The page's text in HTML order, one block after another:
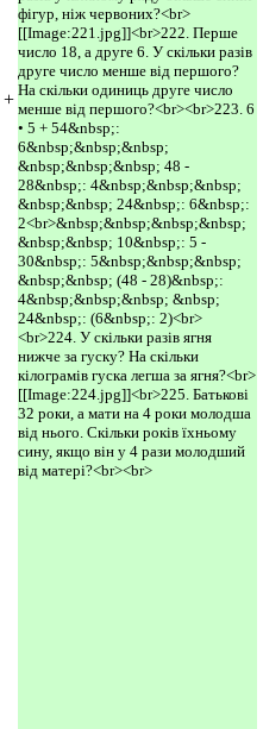
+
фігур, ніж червоних?<br>
[[Image:221.jpg]]<br>222. Перше
число 18, а друге 6. У скільки разів
друге число менше від першого?
На скільки одиниць друге число
менше від першого?<br><br>223. 6
• 5 + 54&nbsp;:
6&nbsp;&nbsp;&nbsp;
&nbsp;&nbsp;&nbsp; 48 -
28&nbsp;: 4&nbsp;&nbsp;&nbsp;
&nbsp;&nbsp; 24&nbsp;: 6&nbsp;:
2<br>&nbsp;&nbsp;&nbsp;&nbsp;
&nbsp;&nbsp; 10&nbsp;: 5 -
30&nbsp;: 5&nbsp;&nbsp;&nbsp;
&nbsp;&nbsp; (48 - 28)&nbsp;:
4&nbsp;&nbsp;&nbsp; &nbsp;
24&nbsp;: (6&nbsp;: 2)<br>
<br>224. У скільки разів ягня
нижче за гуску? На скільки
кілограмів гуска легша за ягня?<br>
[[Image:224.jpg]]<br>225. Батькові
32 роки, а мати на 4 роки молодша
від нього. Скільки років їхньому
сину, якщо він у 4 рази молодший
від матері?<br><br>